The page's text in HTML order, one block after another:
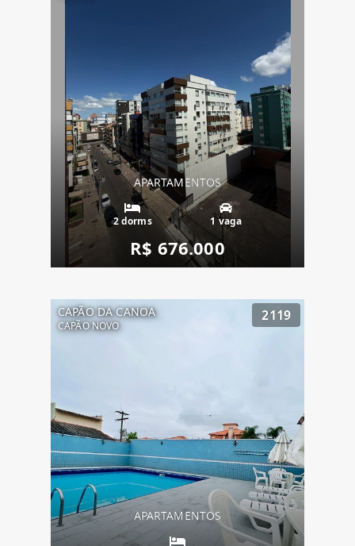
APARTAMENTOS
2 dorms 1 vaga
R$ 676.000
CAPÃO DA CANOA
CAPÃO NOVO
2119
APARTAMENTOS